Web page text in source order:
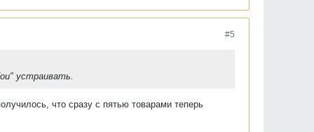
#5
устраивать.
что сразу с пятью товарами теперь